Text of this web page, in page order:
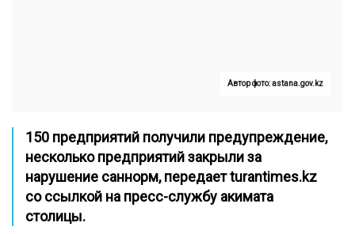
Автор фото: astana.gov.kz
150 предприятий получили предупреждение,
несколько предприятий закрыли за
нарушение саннорм, передаетturantimes.kz
со ссылкой на пресс-службу акимата
столицы.